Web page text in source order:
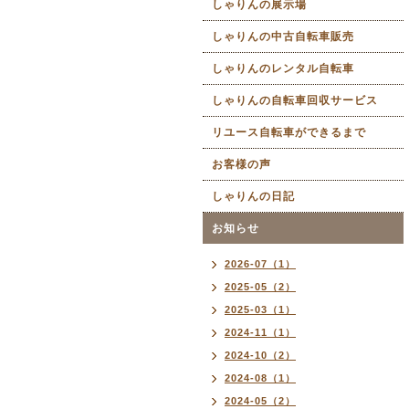
しゃりんの展示場
しゃりんの中古自転車販売
しゃりんのレンタル自転車
しゃりんの自転車回収サービス
リユース自転車ができるまで
お客様の声
しゃりんの日記
お知らせ
2026-07（1）
2025-05（2）
2025-03（1）
2024-11（1）
2024-10（2）
2024-08（1）
2024-05（2）